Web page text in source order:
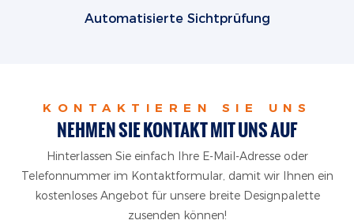
Automatisierte Sichtprüfung
KONTAKTIEREN SIE UNS
NEHMEN SIE KONTAKT MIT UNS AUF
Hinterlassen Sie einfach Ihre E-Mail-Adresse oder
Telefonnummer im Kontaktformular, damit wir Ihnen ein
kostenloses Angebot für unsere breite Designpalette
zusenden können!